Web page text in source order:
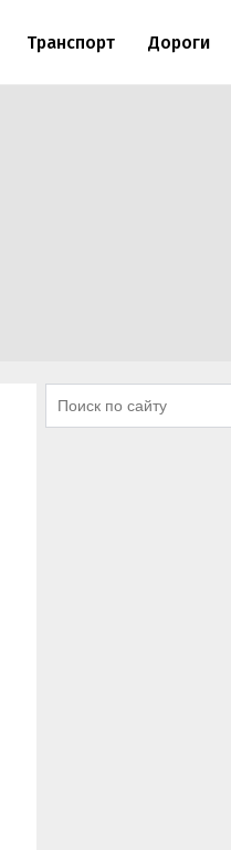
Транспорт Дороги